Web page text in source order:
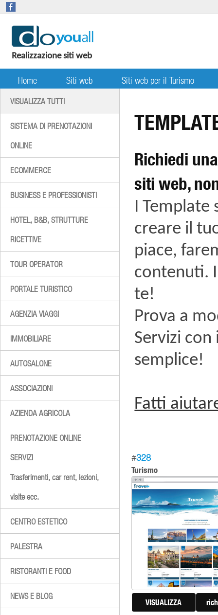
Realizzazione siti web
Home Siti web Siti web per il Turismo
VISUALIZZA TUTTI
SISTEMA DI PRENOTAZIONI
ONLINE
ECOMMERCE
BUSINESS E PROFESSIONISTI
HOTEL, B&B, STRUTTURE
RICETTIVE
TOUR OPERATOR
PORTALE TURISTICO
AGENZIA VIAGGI
IMMOBILIARE
AUTOSALONE
ASSOCIAZIONI
AZIENDA AGRICOLA
PRENOTAZIONE ONLINE
SERVIZI
Trasferimenti, car rent, lezioni,
visite ecc.
CENTRO ESTETICO
PALESTRA
RISTORANTI E FOOD
NEWS E BLOG
Richiedi
siti web,
I Template
creare il
piace,
contenuti.
te!
Prova a
Servizi con
semplice!
Fatti
#328
Turismo
VISUALIZZA